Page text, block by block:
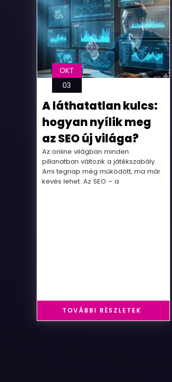
OKT
03
A láthatatlan kulcs:
hogyan nyílik meg
az SEO új világa?
Az online világban minden
pillanatban változik a játékszabály.
Ami tegnap még működött, ma már
kevés lehet. Az SEO – a
TOVÁBBI RÉSZLETEK